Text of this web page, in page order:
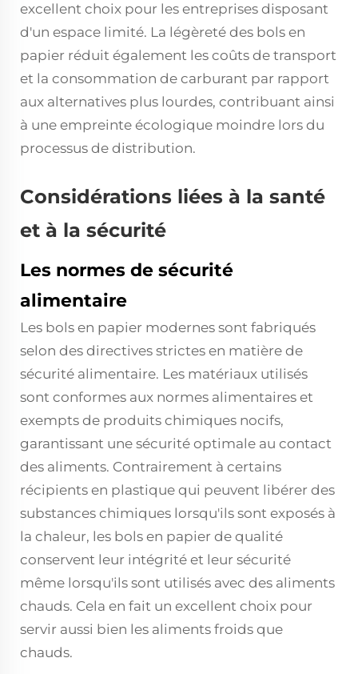
excellent choix pour les entreprises disposant
d'un espace limité. La légèreté des bols en
papier réduit également les coûts de transport
et la consommation de carburant par rapport
aux alternatives plus lourdes, contribuant ainsi
à une empreinte écologique moindre lors du
processus de distribution.
Considérations liées à la santé
et à la sécurité
Les normes de sécurité
alimentaire
Les bols en papier modernes sont fabriqués
selon des directives strictes en matière de
sécurité alimentaire. Les matériaux utilisés
sont conformes aux normes alimentaires et
exempts de produits chimiques nocifs,
garantissant une sécurité optimale au contact
des aliments. Contrairement à certains
récipients en plastique qui peuvent libérer des
substances chimiques lorsqu'ils sont exposés à
la chaleur, les bols en papier de qualité
conservent leur intégrité et leur sécurité
même lorsqu'ils sont utilisés avec des aliments
chauds. Cela en fait un excellent choix pour
servir aussi bien les aliments froids que
chauds.